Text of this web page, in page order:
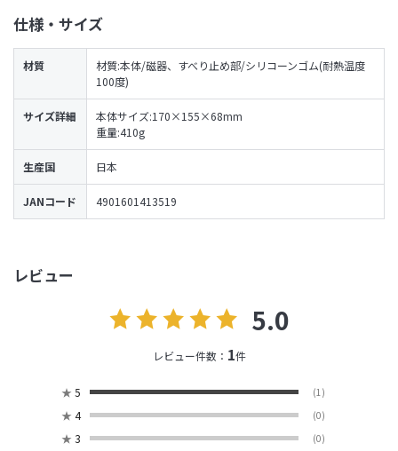
レビュー
5.0
レビュー件数： 1件
★ 5 (1)
★ 4 (0)
★ 3 (0)
仕様・サイズ
材質
材質:本体/磁器、すべり止め部/シリコーンゴム(耐熱温度
100度)
サイズ詳細
本体サイズ:170×155×68mm
重量:410g
生産国 日本
JANコード 4901601413519